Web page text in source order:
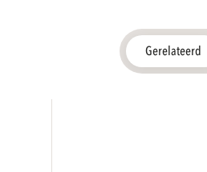
Gerelateerd